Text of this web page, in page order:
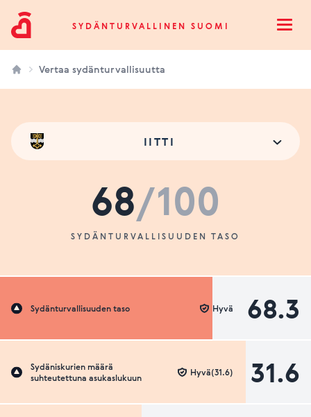
Sydänturvallinen SuomiSYDÄNTURVALLINEN SUOMI
Vertaa sydänturvallisuutta
IITTI
68/100
SYDÄNTURVALLISUUDEN TASO
Sydänturvallisuuden taso 68.3
Hyvä
Sydäniskurien määrä
suhteutettuna asukaslukuun
31.6
Hyvä(31.6)